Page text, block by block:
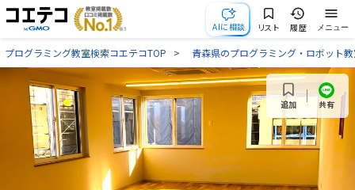
AIに相談 リスト 履歴 メニュー
プログラミング教室検索コエテコTOP 青森県のプログラミング・ロボット
追加 共有